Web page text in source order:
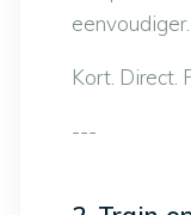
Kort. Direct.
---